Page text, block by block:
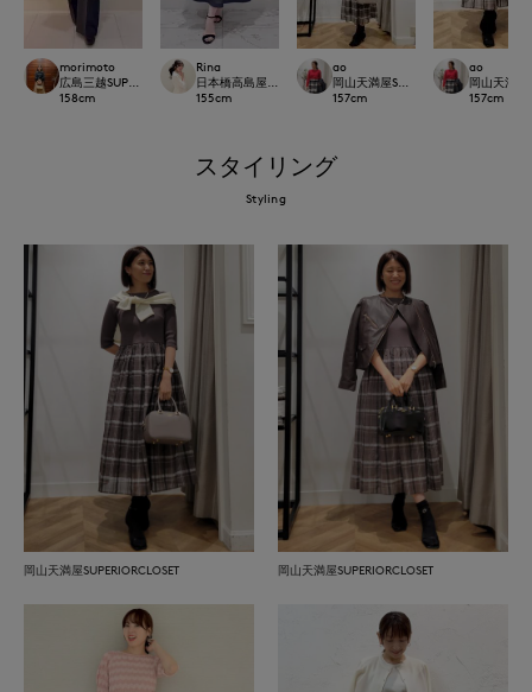
morimoto
広島三越SUPERIORCLOSET
158cm
Rina
日本橋高島屋M Maglie le cassetto
155cm
ao
岡山天満屋SUPERIORCLOSET
157cm
ao
岡山天満屋
157cm
スタイリング
Styling
岡山天満屋SUPERIORCLOSET 岡山天満屋SUPERIORCLOSET